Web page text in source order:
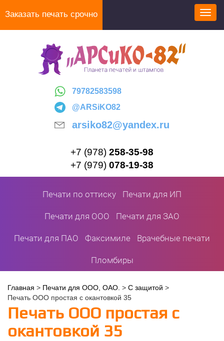
Заказать печать срочно
79782583598
@ARSiKO82
arsiko82@yandex.ru
+7 (978) 258-35-98
+7 (979) 078-19-38
Печати по оттиску Печати для ИП
Печати для ООО Печати для ЗАО
Печати для ПАО Факсимиле Врачебные печати
Пломбиры
Вы
здесь
Главная > Печати для ООО, ОАО. > С защитой >
Печать ООО простая с окантовкой 35
Печать ООО простая с
окантовкой 35